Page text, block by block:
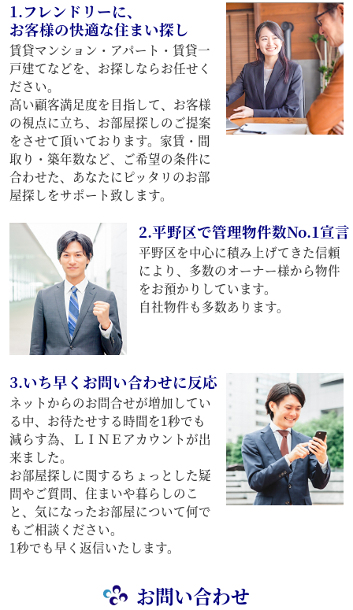
1.フレンドリーに、
お客様の快適な住まい探し
賃貸マンション・アパート・賃貸一
戸建てなどを、お探しならお任せく
ださい。
高い顧客満足度を目指して、お客様
の視点に立ち、お部屋探しのご提案
をさせて頂いております。家賃・間
取り・築年数など、ご希望の条件に
合わせた、あなたにピッタリのお部
屋探しをサポート致します。
2.平野区で管理物件数No.1宣言
平野区を中心に積み上げてきた信頼
により、多数のオーナー様から物件
をお預かりしています。
自社物件も多数あります。
3.いち早くお問い合わせに反応
ネットからのお問合せが増加してい
る中、お待たせする時間を1秒でも
減らす為、ＬＩＮＥアカウントが出
来ました。
お部屋探しに関するちょっとした疑
問やご質問、住まいや暮らしのこ
と、気になったお部屋について何で
もご相談ください。
1秒でも早く返信いたします。
お問い合わせ